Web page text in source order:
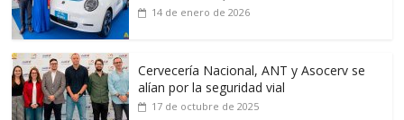
14 de enero de 2026
Cervecería Nacional, ANT y Asocerv se
alían por la seguridad vial
17 de octubre de 2025